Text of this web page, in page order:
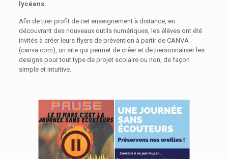
lycéens.
Afin de tirer profit de cet enseignement à distance, en
découvrant des nouveaux outils numériques, les élèves ont été
invités à créer leurs flyers de prévention à partir de CANVA
(canva.com), un site qui permet de créer et de personnaliser les
designs pour tout type de projet scolaire ou non, de façon
simple et intuitive.